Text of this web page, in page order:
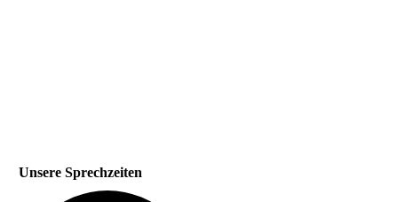
Unsere Sprechzeiten